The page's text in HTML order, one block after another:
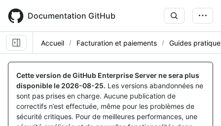
main
content
Documentation GitHub
Accueil Facturation et paiements Guides
Cette version de GitHub Enterprise Server ne sera plus
disponible le 2026-08-25. Les versions abandonnées ne
sont pas prises en charge. Aucune publication de
correctifs n’est effectuée, même pour les problèmes de
sécurité critiques. Pour de meilleures performances, une